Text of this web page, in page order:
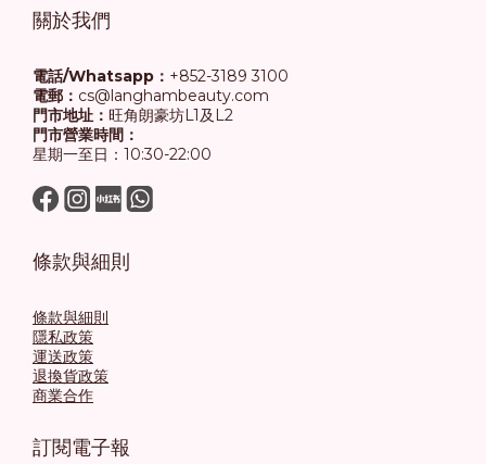
關於我們
電話/Whatsapp： +852-3189 3100
電郵： cs@langhambeauty.com
門市地址： 旺角朗豪坊L1及L2
門市營業時間：
星期一至日：10:30-22:00
條款與細則
條款與細則
隱私政策
運送政策
退換貨政策
商業合作
訂閱電子報